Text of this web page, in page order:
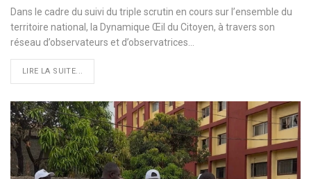
Dans le cadre du suivi du triple scrutin en cours sur l’ensemble du
territoire national, la Dynamique Œil du Citoyen, à travers son
réseau d’observateurs et d’observatrices…
LIRE LA SUITE...